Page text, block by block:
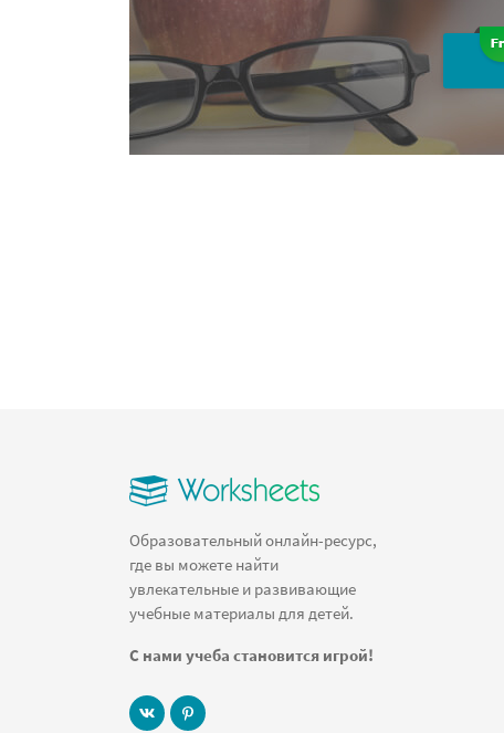
Образовательный онлайн-ресурс,
где вы можете найти
увлекательные и развивающие
учебные материалы для детей.
С нами учеба становится игрой!